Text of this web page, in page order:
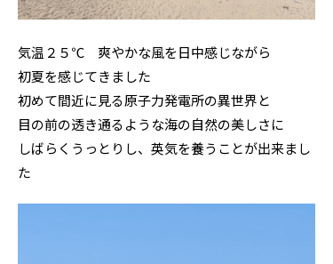
気温２５℃ 爽やかな風を日中感じながら
初夏を感じてきました
初めて間近に見る原子力発電所の異世界と
目の前の透き通るような海の自然の美しさに
しばらくうっとりし、英気を養うことが出来まし
た